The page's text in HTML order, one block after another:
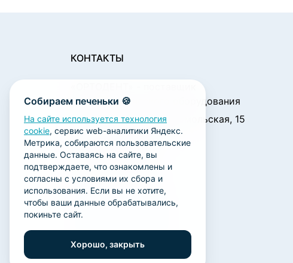
Собираем печеньки 🍪
На сайте используется технология
cookie, сервис web-аналитики Яндекс.
Метрика, собираются пользовательские
данные. Оставаясь на сайте, вы
подтверждаете, что ознакомлены и
согласны с условиями их сбора и
использования. Если вы не хотите,
чтобы ваши данные обрабатывались,
покиньте сайт.
Хорошо, закрыть
КОНТАКТЫ
стоматологического оборудования
450001, г. Уфа ул. Комсомольская, 15
Пн. - Чт.: 09:00 - 18:00
Пт.: 09:00 - 17:00
Сб., Вс.: выходной
ortodent@yandex.ru
+7 (347) 212-00-15
+7 (347) 212-01-15